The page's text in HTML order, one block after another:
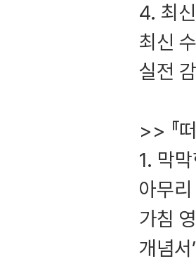
4. 최
최신
실전
>> 『
1. 막
아무
가침
개념서